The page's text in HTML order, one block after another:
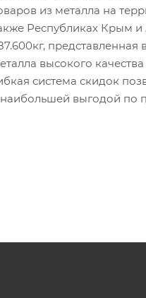
из металла на
Республиках Крым
представленная
высокого
система скидок
выгодой по